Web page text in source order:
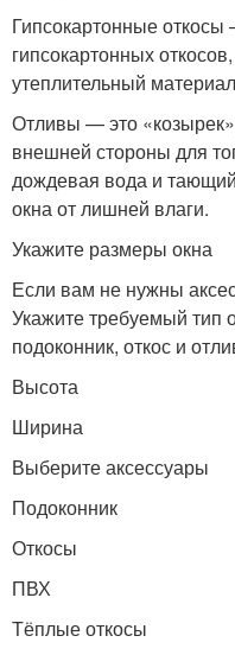
Гипсокартонные
гипсокартонных
утеплительный
Отливы — это
внешней стороны для
дождевая вода и
окна от лишней влаги.
Укажите размеры окна
Если вам не нужны
Укажите требуемый тип
подоконник, откос и
Высота
Ширина
Выберите аксессуары
Подоконник
Откосы
ПВХ
Тёплые откосы